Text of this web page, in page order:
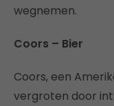
wegnemen.
Coors – Bier
Coors, een
vergroten door